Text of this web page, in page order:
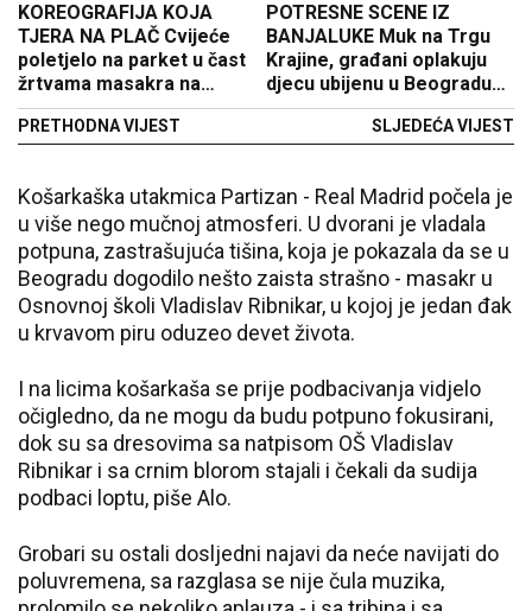
KOREOGRAFIJA KOJA
TJERA NA PLAČ Cvijeće
poletjelo na parket u čast
žrtvama masakra na
Vračaru (VIDEO)
PRETHODNA VIJEST
POTRESNE SCENE IZ
BANJALUKE Muk na Trgu
Krajine, građani oplakuju
djecu ubijenu u Beogradu
(FOTO)
SLJEDEĆA VIJEST
Košarkaška utakmica Partizan - Real Madrid počela je
u više nego mučnoj atmosferi. U dvorani je vladala
potpuna, zastrašujuća tišina, koja je pokazala da se u
Beogradu dogodilo nešto zaista strašno - masakr u
Osnovnoj školi Vladislav Ribnikar, u kojoj je jedan đak
u krvavom piru oduzeo devet života.
I na licima košarkaša se prije podbacivanja vidjelo
očigledno, da ne mogu da budu potpuno fokusirani,
dok su sa dresovima sa natpisom OŠ Vladislav
Ribnikar i sa crnim blorom stajali i čekali da sudija
podbaci loptu, piše Alo.
Grobari su ostali dosljedni najavi da neće navijati do
poluvremena, sa razglasa se nije čula muzika,